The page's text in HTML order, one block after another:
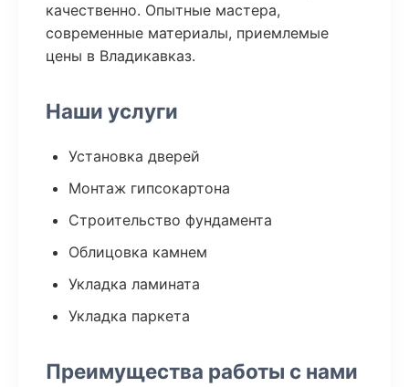
качественно. Опытные мастера,
современные материалы, приемлемые
цены в Владикавказ.
Наши услуги
Установка дверей
Монтаж гипсокартона
Строительство фундамента
Облицовка камнем
Укладка ламината
Укладка паркета
Преимущества работы с нами